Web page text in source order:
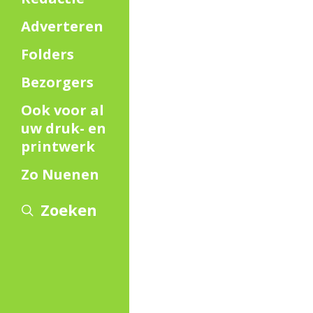
Adverteren
Folders
Bezorgers
Ook voor al
uw druk- en
printwerk
Zo Nuenen
Zoeken